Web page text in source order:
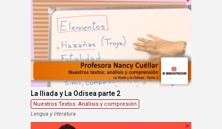
La Iliada y La Odisea parte 2
Nuestros Textos: Análisis y compresión
Lengua y literatura